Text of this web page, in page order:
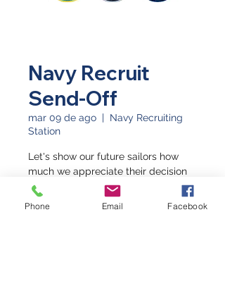
Navy Recruit
Send-Off
mar 09 de ago
  |
Navy Recruiting
Station
Let's show our future sailors how
much we appreciate their decision
to serve!
Phone Email Facebook